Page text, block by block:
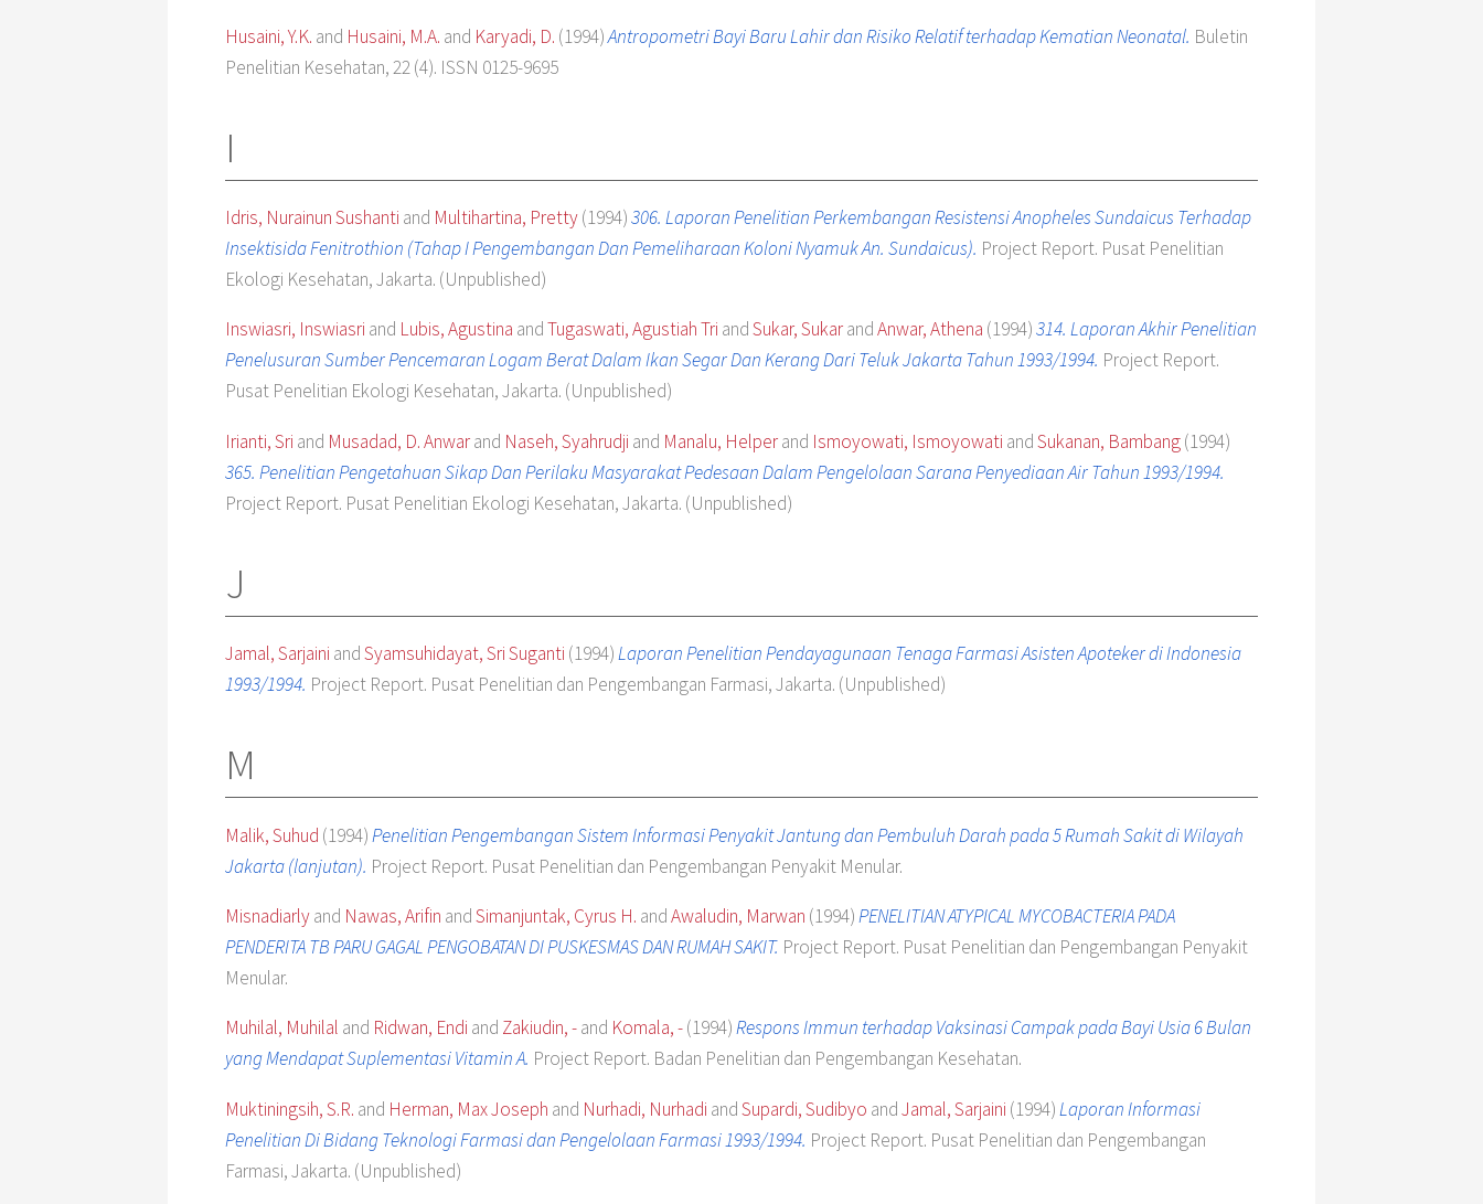
Husaini, Y.K. and Husaini, M.A. and Karyadi, D. (1994)Antropometri Bayi Baru Lahir dan Risiko Relatif terhadap Kematian Neonatal. Buletin
Penelitian Kesehatan, 22 (4). ISSN 0125-9695
I
Idris, Nurainun Sushanti and Multihartina, Pretty(1994)306. Laporan Penelitian Perkembangan Resistensi Anopheles Sundaicus Terhadap
Insektisida Fenitrothion (Tahap I Pengembangan Dan Pemeliharaan Koloni Nyamuk An. Sundaicus). Project Report. Pusat Penelitian
Ekologi Kesehatan, Jakarta. (Unpublished)
Inswiasri, Inswiasri and Lubis, Agustina andTugaswati, Agustiah Tri andSukar, SukarandAnwar, Athena (1994)314. Laporan Akhir Penelitian
Penelusuran Sumber Pencemaran Logam Berat Dalam Ikan Segar Dan Kerang Dari Teluk Jakarta Tahun 1993/1994. Project Report.
Pusat Penelitian Ekologi Kesehatan, Jakarta. (Unpublished)
Irianti, Sri and Musadad, D. Anwarand Naseh, Syahrudji and Manalu, Helperand Ismoyowati, Ismoyowati andSukanan, Bambang(1994)
365. Penelitian Pengetahuan Sikap Dan Perilaku Masyarakat Pedesaan Dalam Pengelolaan Sarana Penyediaan Air Tahun 1993/1994.
Project Report. Pusat Penelitian Ekologi Kesehatan, Jakarta. (Unpublished)
J
Jamal, Sarjaini andSyamsuhidayat, Sri Suganti (1994)Laporan Penelitian Pendayagunaan Tenaga Farmasi Asisten Apoteker di Indonesia
1993/1994. Project Report. Pusat Penelitian dan Pengembangan Farmasi, Jakarta. (Unpublished)
M
Malik, Suhud (1994)Penelitian Pengembangan Sistem Informasi Penyakit Jantung dan Pembuluh Darah pada 5 Rumah Sakit di Wilayah
Jakarta (lanjutan). Project Report. Pusat Penelitian dan Pengembangan Penyakit Menular.
Misnadiarlyand Nawas, Arifin andSimanjuntak, Cyrus H. andAwaludin, Marwan (1994)PENELITIAN ATYPICAL MYCOBACTERIA PADA
PENDERITA TB PARU GAGAL PENGOBATAN DI PUSKESMAS DAN RUMAH SAKIT. Project Report. Pusat Penelitian dan Pengembangan Penyakit
Menular.
Muhilal, Muhilal and Ridwan, Endi and Zakiudin, -and Komala, -(1994)Respons Immun terhadap Vaksinasi Campak pada Bayi Usia 6 Bulan
yang Mendapat Suplementasi Vitamin A. Project Report. Badan Penelitian dan Pengembangan Kesehatan.
Muktiningsih, S.R. and Herman, Max Joseph and Nurhadi, Nurhadi andSupardi, Sudibyo andJamal, Sarjaini (1994)Laporan Informasi
Penelitian Di Bidang Teknologi Farmasi dan Pengelolaan Farmasi 1993/1994. Project Report. Pusat Penelitian dan Pengembangan
Farmasi, Jakarta. (Unpublished)